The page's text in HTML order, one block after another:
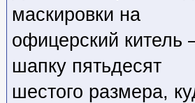
маскировки на
офицерский китель
шапку пятьдесят
шестого размера,